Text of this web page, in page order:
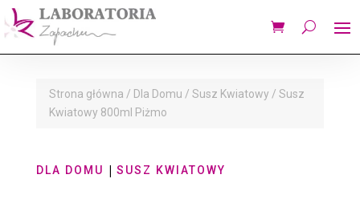
Strona główna / Dla Domu / Susz Kwiatowy / Susz
Kwiatowy 800ml Piżmo
DLA DOMU | SUSZ KWIATOWY